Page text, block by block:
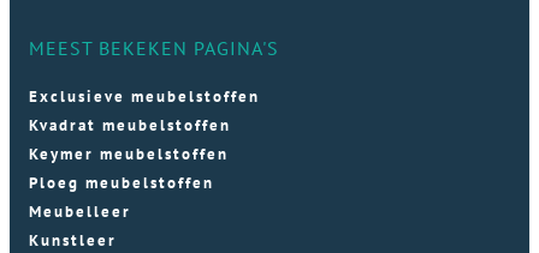
MEEST BEKEKEN PAGINA'S
Exclusieve meubelstoffen
Kvadrat meubelstoffen
Keymer meubelstoffen
Ploeg meubelstoffen
Meubelleer
Kunstleer